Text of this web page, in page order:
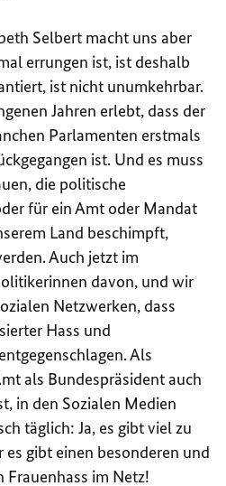
Selbert macht uns aber
errungen ist, ist deshalb
ist nicht unumkehrbar.
Jahren erlebt, dass der
Parlamenten erstmals
ist. Und es muss
die politische
für ein Amt oder Mandat
Land beschimpft,
Auch jetzt im
davon, und wir
Netzwerken, dass
Hass und
Als
als Bundespräsident auch
in den Sozialen Medien
täglich: Ja, es gibt viel zu
es gibt einen besonderen und
Frauenhass im Netz!